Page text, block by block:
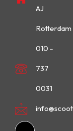
AJ
Rotterdam
010 -
737
0031